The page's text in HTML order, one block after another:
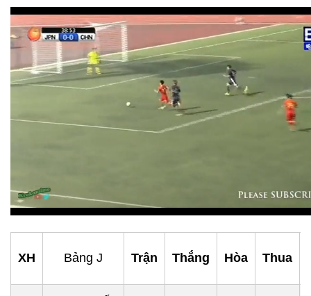
XH Bảng J Trận Thắng Hòa Thua